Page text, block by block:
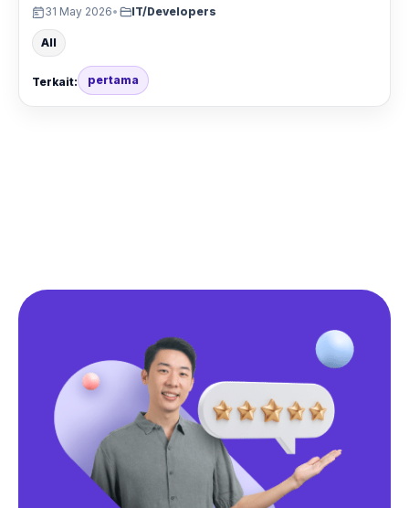
31 May 2026• IT/Developers
All
Terkait: pertama